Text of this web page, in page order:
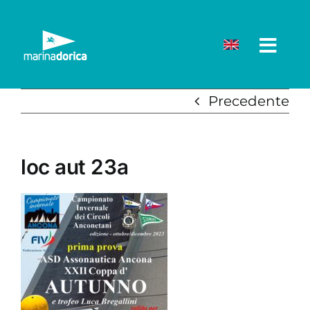
contenuto
Precedente
loc aut 23a